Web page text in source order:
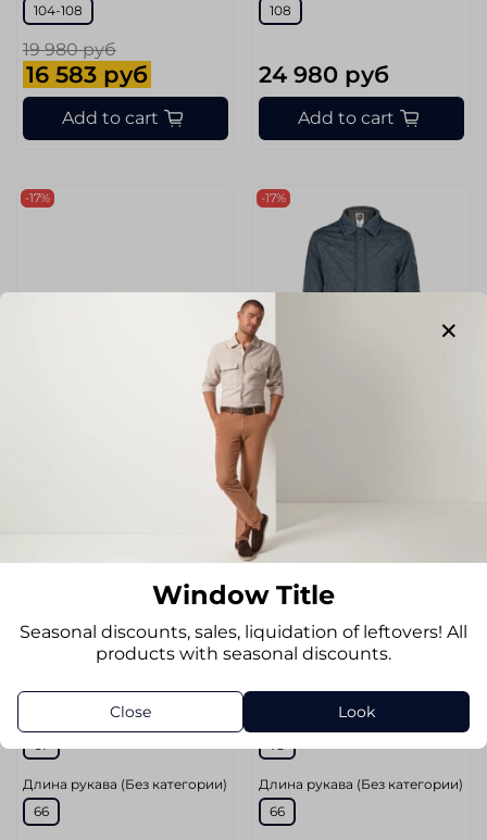
104-108
19 980 руб
16 583 руб
Add to cart
108
24 980 руб
Add to cart
-17%
категории)
Длина по спинке (Без
67
Длина рукава (Без категории)
66
-17%
sku
Куртка MADZERINI
Размер
50
Цвет
Темно-Синий
категории)
50
Длина по спинке (Без
73
Длина рукава (Без категории)
66
Window Title
Seasonal discounts, sales, liquidation of leftovers! All
products with seasonal discounts.
Close Look